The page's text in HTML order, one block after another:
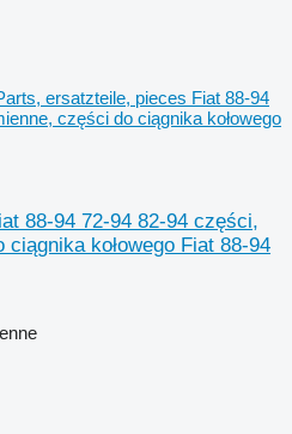
ersatzteile, pieces Fiat 88-94
części do ciągnika kołowego
88-94 72-94 82-94 części,
kołowego Fiat 88-94